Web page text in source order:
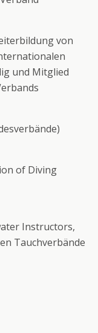
von
und Mitglied
of Diving
Instructors,
Tauchverbände